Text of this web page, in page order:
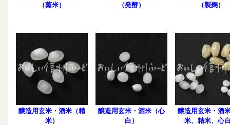
（蒸米）
（発酵）
（製麹）
醸造用玄米・酒米（精
米）
醸造用玄米・酒米（心
白）
醸造用玄米・酒
米、精米、心